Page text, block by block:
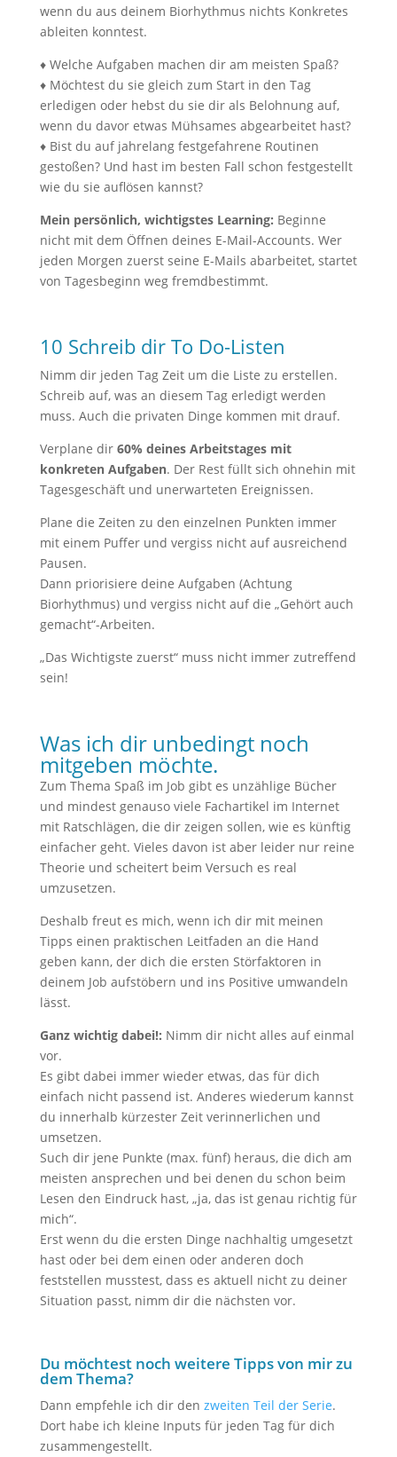
wenn du aus deinem Biorhythmus nichts Konkretes
ableiten konntest.
♦ Welche Aufgaben machen dir am meisten Spaß?
♦ Möchtest du sie gleich zum Start in den Tag
erledigen oder hebst du sie dir als Belohnung auf,
wenn du davor etwas Mühsames abgearbeitet hast?
♦ Bist du auf jahrelang festgefahrene Routinen
gestoßen? Und hast im besten Fall schon festgestellt
wie du sie auflösen kannst?
Mein persönlich, wichtigstes Learning: Beginne
nicht mit dem Öffnen deines E-Mail-Accounts. Wer
jeden Morgen zuerst seine E-Mails abarbeitet, startet
von Tagesbeginn weg fremdbestimmt.
10 Schreib dir To Do-Listen
Nimm dir jeden Tag Zeit um die Liste zu erstellen.
Schreib auf, was an diesem Tag erledigt werden
muss. Auch die privaten Dinge kommen mit drauf.
Verplane dir 60% deines Arbeitstages mit
konkreten Aufgaben. Der Rest füllt sich ohnehin mit
Tagesgeschäft und unerwarteten Ereignissen.
Plane die Zeiten zu den einzelnen Punkten immer
mit einem Puffer und vergiss nicht auf ausreichend
Pausen.
Dann priorisiere deine Aufgaben (Achtung
Biorhythmus) und vergiss nicht auf die „Gehört auch
gemacht“-Arbeiten.
„Das Wichtigste zuerst“ muss nicht immer zutreffend
sein!
Was ich dir unbedingt noch
mitgeben möchte.
Zum Thema Spaß im Job gibt es unzählige Bücher
und mindest genauso viele Fachartikel im Internet
mit Ratschlägen, die dir zeigen sollen, wie es künftig
einfacher geht. Vieles davon ist aber leider nur reine
Theorie und scheitert beim Versuch es real
umzusetzen.
Deshalb freut es mich, wenn ich dir mit meinen
Tipps einen praktischen Leitfaden an die Hand
geben kann, der dich die ersten Störfaktoren in
deinem Job aufstöbern und ins Positive umwandeln
lässt.
Ganz wichtig dabei!: Nimm dir nicht alles auf einmal
vor.
Es gibt dabei immer wieder etwas, das für dich
einfach nicht passend ist. Anderes wiederum kannst
du innerhalb kürzester Zeit verinnerlichen und
umsetzen.
Such dir jene Punkte (max. fünf) heraus, die dich am
meisten ansprechen und bei denen du schon beim
Lesen den Eindruck hast, „ja, das ist genau richtig für
mich“.
Erst wenn du die ersten Dinge nachhaltig umgesetzt
hast oder bei dem einen oder anderen doch
feststellen musstest, dass es aktuell nicht zu deiner
Situation passt, nimm dir die nächsten vor.
Du möchtest noch weitere Tipps von mir zu
dem Thema?
Dann empfehle ich dir den zweiten Teil der Serie.
Dort habe ich kleine Inputs für jeden Tag für dich
zusammengestellt.